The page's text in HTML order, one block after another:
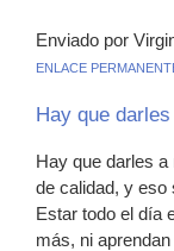
Enviado por
ENLACE
Hay que
Hay que darles
de calidad, y eso
Estar todo el día
más, ni